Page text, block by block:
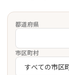
都道府県
市区町村